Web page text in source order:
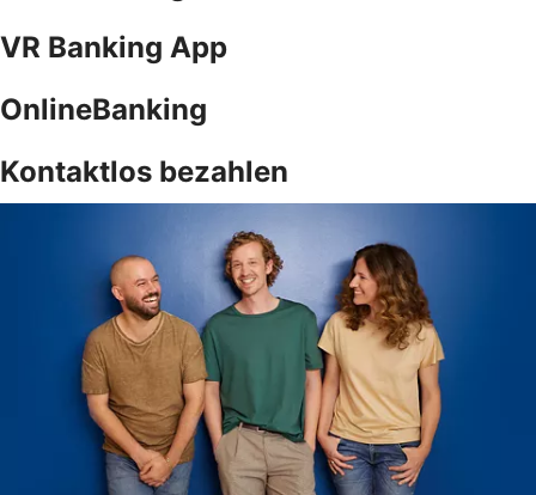
VR Banking App
OnlineBanking
Kontaktlos bezahlen